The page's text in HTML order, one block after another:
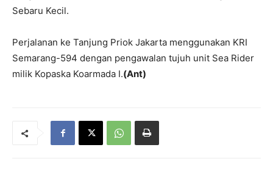
Sebaru Kecil.
Perjalanan ke Tanjung Priok Jakarta menggunakan KRI
Semarang-594 dengan pengawalan tujuh unit Sea Rider
milik Kopaska Koarmada I.(Ant)